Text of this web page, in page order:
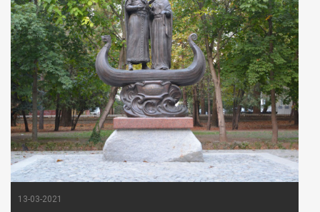
13-03-2021